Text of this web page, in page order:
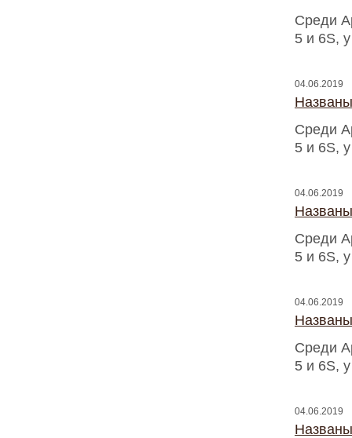
Среди
5 и 6S,
04.06.2019
Среди
5 и 6S,
04.06.2019
Среди
5 и 6S,
04.06.2019
Среди
5 и 6S,
04.06.2019